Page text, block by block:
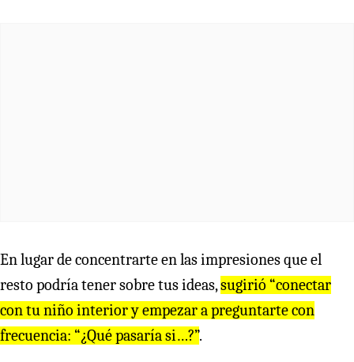
En lugar de concentrarte en las impresiones que el
resto podría tener sobre tus ideas,sugirió “conectar
con tu niño interior y empezar a preguntarte con
frecuencia: “¿Qué pasaría si…?”.